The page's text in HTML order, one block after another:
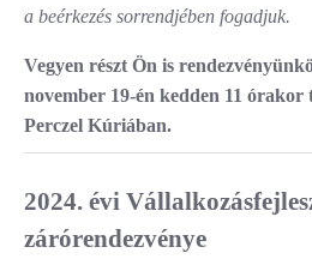
a beérkezés sorrendjében fogadjuk.
Vegyen részt Ön is
november 19-én kedden 11
Perczel Kúriában.
2024. évi
zárórendezvénye